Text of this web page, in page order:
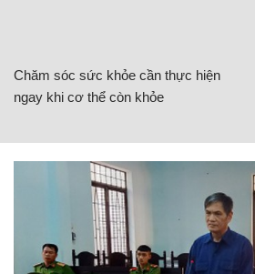
Chăm sóc sức khỏe cần thực hiện
ngay khi cơ thể còn khỏe